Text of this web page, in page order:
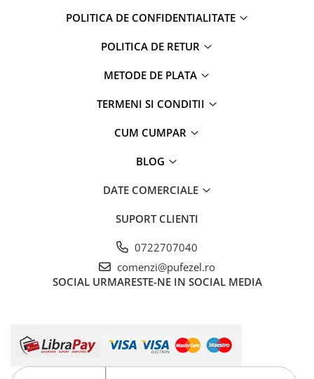
POLITICA DE CONFIDENTIALITATE
POLITICA DE RETUR
METODE DE PLATA
TERMENI SI CONDITII
CUM CUMPAR
BLOG
DATE COMERCIALE
SUPORT CLIENTI
0722707040
comenzi@pufezel.ro
SOCIAL URMARESTE-NE IN SOCIAL MEDIA